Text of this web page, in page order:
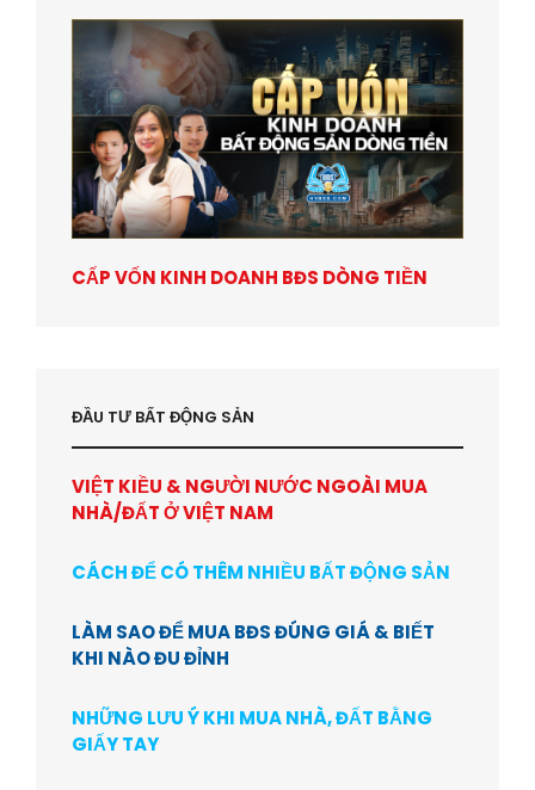
CẤP VỐN KINH DOANH BĐS DÒNG TIỀN
ĐẦU TƯ BẤT ĐỘNG SẢN
VIỆT KIỀU & NGƯỜI NƯỚC NGOÀI MUA
NHÀ/ĐẤT Ở VIỆT NAM
CÁCH ĐỂ CÓ THÊM NHIỀU BẤT ĐỘNG SẢN
LÀM SAO ĐỂ MUA BĐS ĐÚNG GIÁ & BIẾT
KHI NÀO ĐU ĐỈNH
NHỮNG LƯU Ý KHI MUA NHÀ, ĐẤT BẰNG
GIẤY TAY